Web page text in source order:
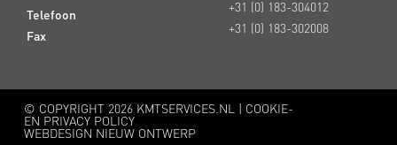
Telefoon
Fax
+31 (0) 183-304012
+31 (0) 183-302008
© COPYRIGHT 2026 KMTSERVICES.NL | COOKIE-
EN PRIVACY POLICY
WEBDESIGN NIEUW ONTWERP